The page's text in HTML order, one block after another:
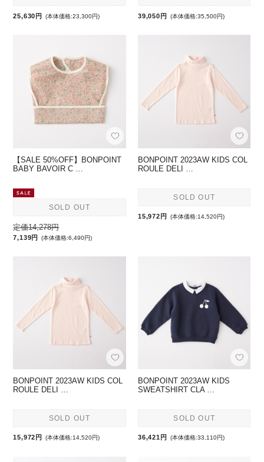
25,630円 (本体価格:23,300円) 39,050円 (本体価格:35,500円)
【SALE 50%OFF】BONPOINT
BABY BAVOIR C …
SOLD OUT
定価14,278円
7,139円 (本体価格:6,490円)
BONPOINT 2023AW KIDS COL
ROULE DELI …
SOLD OUT
15,972円 (本体価格:14,520円)
BONPOINT 2023AW KIDS COL
ROULE DELI …
SOLD OUT
15,972円 (本体価格:14,520円)
BONPOINT 2023AW KIDS
SWEATSHIRT CLA …
SOLD OUT
36,421円 (本体価格:33,110円)